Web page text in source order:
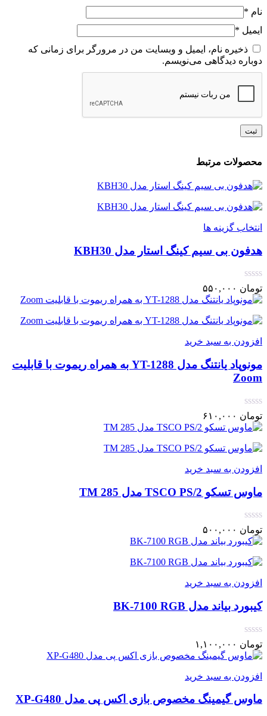
نام *
ایمیل *
ذخیره نام، ایمیل و وبسایت من در مرورگر برای زمانی که
دوباره دیدگاهی می‌نویسم.
محصولات مرتبط
انتخاب گزینه ها
هدفون بی سیم کینگ استار مدل KBH30
تومان
افزودن به سبد خرید
مونوپاد یانتنگ مدل YT-1288 به همراه ریموت با قابلیت
Zoom
تومان
افزودن به سبد خرید
ماوس تسکو TSCO PS/2 مدل TM 285
تومان
افزودن به سبد خرید
کیبورد بیاند مدل BK-7100 RGB
تومان
افزودن به سبد خرید
ماوس گیمینگ مخصوص بازی اکس پی مدل XP-G480